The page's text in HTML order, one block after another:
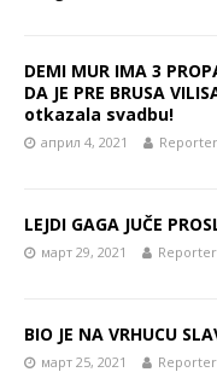
DEMI MUR IMA 3
DA JE PRE BRUSA
otkazala svadbu!
април 4, 2021 Reporter
LEJDI GAGA JUČE
март 29, 2021 Reporter
BIO JE NA VRHUCU
март 25, 2021 Reporter